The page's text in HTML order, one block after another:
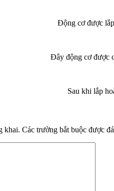
Động cơ được
Đây động cơ được
Sau khi lắp
khai. Các trường bắt buộc được